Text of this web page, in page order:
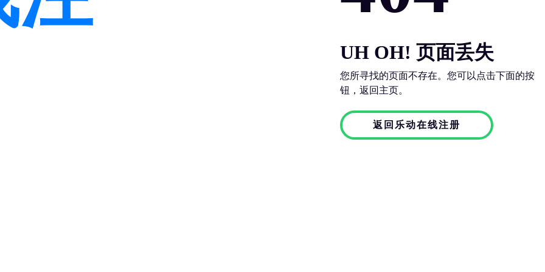
UH OH! 页面丢失
您所寻找的页面不存在。您可以点击下面的按
钮，返回主页。
返回乐动在线注册